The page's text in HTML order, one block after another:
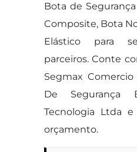
Bota de
Composite, Bota
Elástico para
parceiros. Conte
Segmax
De Segurança
Tecnologia Ltda
orçamento.